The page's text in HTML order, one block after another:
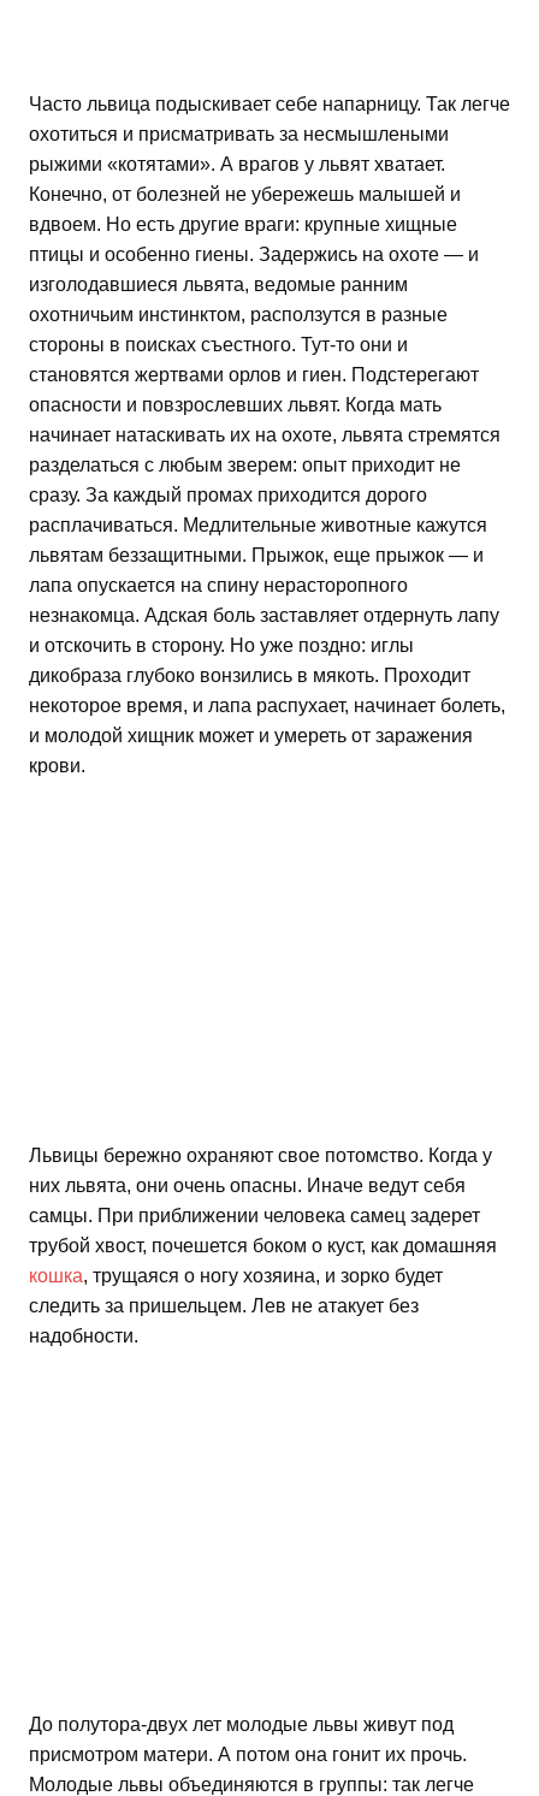
Часто львица подыскивает себе напарницу. Так легче
охотиться и присматривать за несмышлеными
рыжими «котятами». А врагов у львят хватает.
Конечно, от болезней не убережешь малышей и
вдвоем. Но есть другие враги: крупные хищные
птицы и особенно гиены. Задержись на охоте — и
изголодавшиеся львята, ведомые ранним
охотничьим инстинктом, расползутся в разные
стороны в поисках съестного. Тут-то они и
становятся жертвами орлов и гиен. Подстерегают
опасности и повзрослевших львят. Когда мать
начинает натаскивать их на охоте, львята стремятся
разделаться с любым зверем: опыт приходит не
сразу. За каждый промах приходится дорого
расплачиваться. Медлительные животные кажутся
львятам беззащитными. Прыжок, еще прыжок — и
лапа опускается на спину нерасторопного
незнакомца. Адская боль заставляет отдернуть лапу
и отскочить в сторону. Но уже поздно: иглы
дикобраза глубоко вонзились в мякоть. Проходит
некоторое время, и лапа распухает, начинает болеть,
и молодой хищник может и умереть от заражения
крови.
Львицы бережно охраняют свое потомство. Когда у
них львята, они очень опасны. Иначе ведут себя
самцы. При приближении человека самец задерет
трубой хвост, почешется боком о куст, как домашняя
кошка, трущаяся о ногу хозяина, и зорко будет
следить за пришельцем. Лев не атакует без
надобности.
До полутора-двух лет молодые львы живут под
присмотром матери. А потом она гонит их прочь.
Молодые львы объединяются в группы: так легче